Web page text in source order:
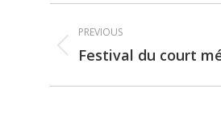
Post
navigation
PREVIOUS
Previous
Festival du court